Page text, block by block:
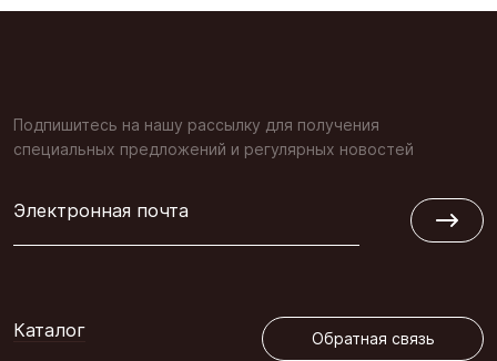
Подпишитесь на нашу рассылку для получения
специальных предложений и регулярных новостей
Электронная почта
Каталог
Обратная связь